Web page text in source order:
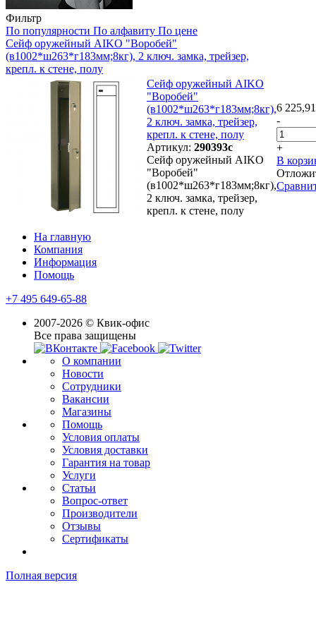
Фильтр
По популярности По алфавиту По цене
Сейф оружейный AIKO "Воробей"
(в1002*ш263*г183мм;8кг), 2 ключ. замка, трейзер,
крепл. к стене, полу
Сейф оружейный AIKO
"Воробей"
(в1002*ш263*г183мм;8кг),
2 ключ. замка, трейзер,
крепл. к стене, полу
Артикул: 290393с
Сейф оружейный AIKO
"Воробей"
(в1002*ш263*г183мм;8кг),
2 ключ. замка, трейзер,
крепл. к стене, полу
6
-
+
В
На главную
Компания
Информация
Помощь
+7 495 649-65-88
2007-2026 © Квик-офис
Все права защищены
О компании
Новости
Сотрудники
Вакансии
Магазины
Помощь
Условия оплаты
Условия доставки
Гарантия на товар
Услуги
Статьи
Вопрос-ответ
Производители
Отзывы
Сертификаты
Полная версия